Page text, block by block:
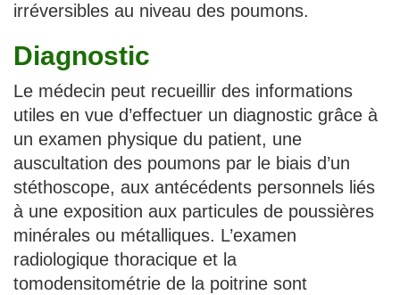
irréversibles au niveau des poumons.
Diagnostic
Le médecin peut recueillir des informations
utiles en vue d’effectuer un diagnostic grâce à
un examen physique du patient, une
auscultation des poumons par le biais d’un
stéthoscope, aux antécédents personnels liés
à une exposition aux particules de poussières
minérales ou métalliques. L’examen
radiologique thoracique et la
tomodensitométrie de la poitrine sont